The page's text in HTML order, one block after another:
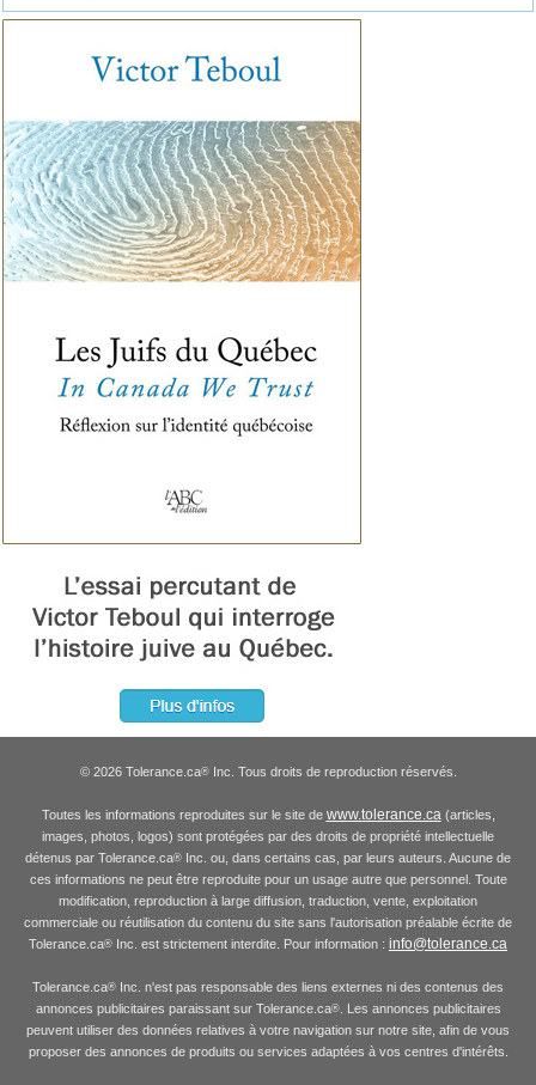
© 2026 Tolerance.ca®Inc. Tous droits de reproduction réservés.
Toutes les informations reproduites sur le site de www.tolerance.ca(articles,
images, photos, logos) sont protégées par des droits de propriété intellectuelle
détenus par Tolerance.ca® Inc. ou, dans certains cas, par leurs auteurs. Aucune de
ces informations ne peut être reproduite pour un usage autre que personnel. Toute
modification, reproduction à large diffusion, traduction, vente, exploitation
commerciale ou réutilisation du contenu du site sans l'autorisation préalable écrite de
Tolerance.ca® Inc. est strictement interdite. Pour information : info@tolerance.ca
Tolerance.ca® Inc. n'est pas responsable des liens externes ni des contenus des
annonces publicitaires paraissant sur Tolerance.ca®. Les annonces publicitaires
peuvent utiliser des données relatives à votre navigation sur notre site, afin de vous
proposer des annonces de produits ou services adaptées à vos centres d'intérêts.